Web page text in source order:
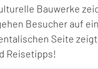
Bauwerke
Besucher auf
Seite
Reisetipps!